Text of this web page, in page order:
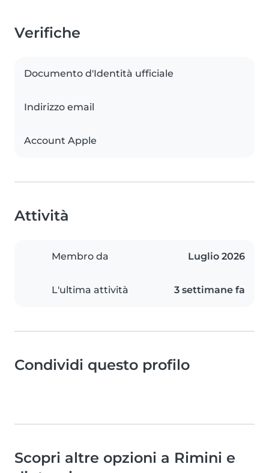
Verifiche
Documento d'Identità ufficiale
Indirizzo email
Account Apple
Attività
Membro da Luglio 2026
L'ultima attività 3 settimane fa
Condividi questo profilo
Scopri altre opzioni a Rimini e